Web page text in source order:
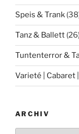
Speis & Trank
Tanz & Ballett
Tuntenterror &
Varieté | Cabaret
ARCHIV